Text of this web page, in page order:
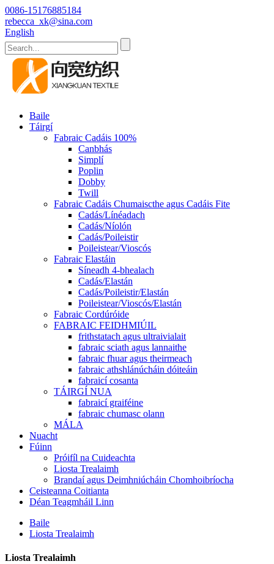
0086-15176885184
rebecca_xk@sina.com
English
Baile
Táirgí
Fabraic Cadáis 100%
Canbhás
Simplí
Poplin
Dobby
Twill
Fabraic Cadáis Chumaiscthe agus Cadáis Fite
Cadás/Línéadach
Cadás/Níolón
Cadás/Poileistir
Poileistear/Vioscós
Fabraic Elastáin
Síneadh 4-bhealach
Cadás/Elastán
Cadás/Poileistir/Elastán
Poileistear/Vioscós/Elastán
Fabraic Cordúróide
FABRAIC FEIDHMIÚIL
frithstatach agus ultraivialait
fabraic sciath agus lannaithe
fabraic fhuar agus theirmeach
fabraic athshlánúcháin dóiteáin
fabraicí cosanta
TÁIRGÍ NUA
fabraicí graiféine
fabraic chumasc olann
MÁLA
Nuacht
Fúinn
Próifíl na Cuideachta
Liosta Trealaimh
Brandaí agus Deimhniúcháin Chomhoibríocha
Ceisteanna Coitianta
Déan Teagmháil Linn
Baile
Liosta Trealaimh
Liosta Trealaimh